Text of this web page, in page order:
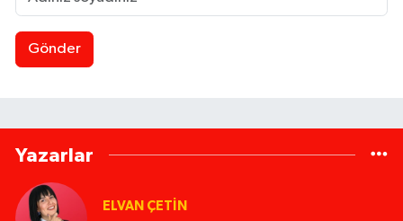
Gönder
Yazarlar
ELVAN ÇETIN